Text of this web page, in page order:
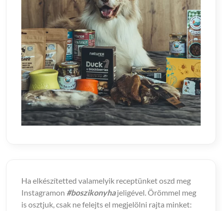
Ha elkészítetted valamelyik receptünket oszd meg
Instagramon #boszikonyhajeligével. Örömmel meg
is osztjuk, csak ne felejts el megjelölni rajta minket: